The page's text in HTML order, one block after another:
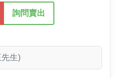
詢問賣出